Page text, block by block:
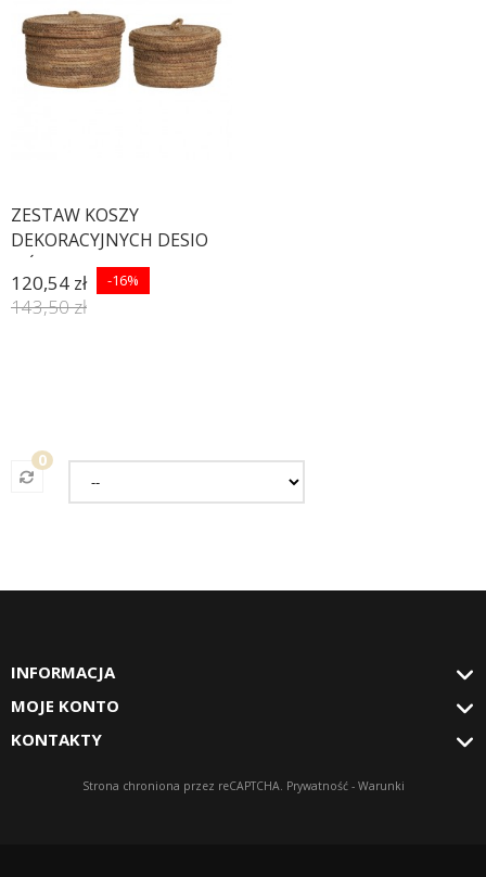
ZESTAW KOSZY
DEKORACYJNYCH DESIO
LIŚCIE BANANOWCA -
2SZT
120,54 zł -16%
143,50 zł
0
INFORMACJA
MOJE KONTO
KONTAKTY
Strona chroniona przez reCAPTCHA. Prywatność- Warunki